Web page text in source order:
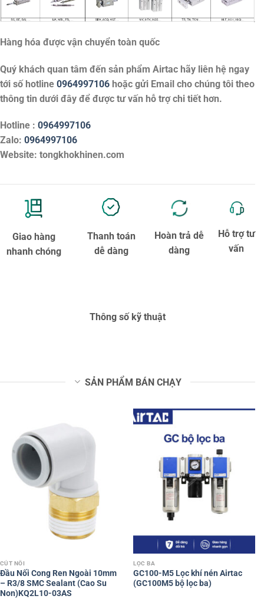
Hàng hóa được vận chuyển toàn quốc
Quý khách quan tâm đến sản phẩm Airtac hãy liên hệ ngay
tới số hotline 0964997106 hoặc gửi Email cho chúng tôi theo
thông tin dưới đây để được tư vấn hỗ trợ chi tiết hơn.
Hotline : 0964997106
Zalo: 0964997106
Website: tongkhokhinen.com
Giao hàng
nhanh chóng
Thanh toán
dễ dàng
Hoàn trả dễ
dàng
Hỗ trợ tư
vấn
Thông số kỹ thuật
SẢN PHẨM BÁN CHẠY
CÚT NỐI
Đầu Nối Cong Ren Ngoài 10mm
– R3/8 SMC Sealant (Cao Su
Non)KQ2L10-03AS
LỌC BA
GC100-M5 Lọc khí nén Airtac
(GC100M5 bộ lọc ba)